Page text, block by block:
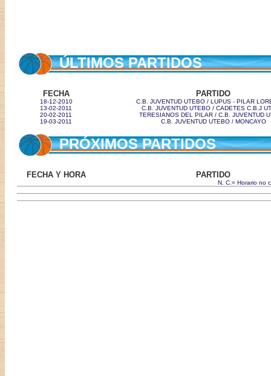
ÚLTIMOS PARTIDOS
FECHA PARTIDO
18-12-2010
C.B. JUVENTUD UTEBO / LUPUS - PILAR
13-02-2011
C.B. JUVENTUD UTEBO / CADETES C.B.J
20-02-2011
TERESIANOS DEL PILAR / C.B. JUVENTUD
19-03-2011
C.B. JUVENTUD UTEBO / MONCAYO
PRÓXIMOS PARTIDOS
FECHA Y HORA PARTIDO
N. C.= Horario no